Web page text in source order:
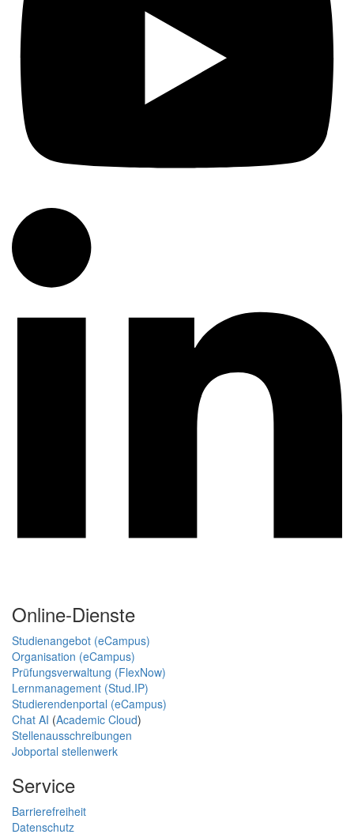
Online-Dienste
Studienangebot (eCampus)
Organisation (eCampus)
Prüfungsverwaltung (FlexNow)
Lernmanagement (Stud.IP)
Studierendenportal (eCampus)
Chat AI (Academic Cloud)
Stellenausschreibungen
Jobportal stellenwerk
Service
Barrierefreiheit
Datenschutz